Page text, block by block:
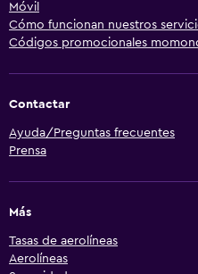
Móvil
Cómo funcionan nuestros
Códigos promocionales
Contactar
Ayuda/Preguntas frecuentes
Prensa
Más
Tasas de aerolíneas
Aerolíneas